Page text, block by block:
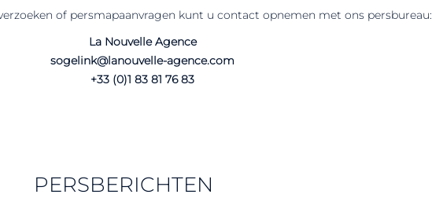
of persmapaanvragen kunt u contact opnemen met ons persbureau:
La Nouvelle Agence
sogelink@lanouvelle-agence.com
+33 (0)1 83 81 76 83
PERSBERICHTEN